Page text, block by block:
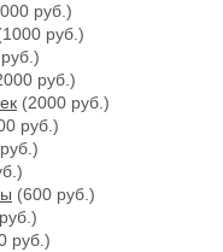
руб.)
руб.)
руб.)
(2000 руб.)
руб.)
(600 руб.)
руб.)